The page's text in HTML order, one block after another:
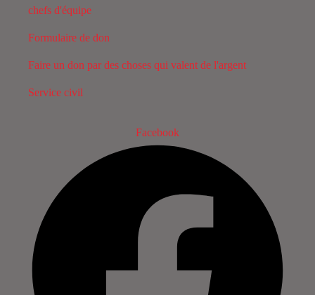
chefs d'équipe
Formulaire de don
Faire un don par des choses qui valent de l'argent
Service civil
Facebook